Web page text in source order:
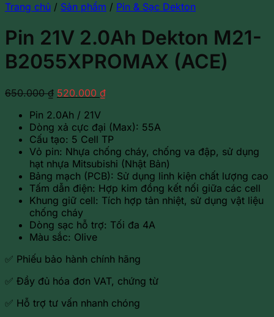
Trang chủ / Sản phẩm / Pin & Sạc Dekton
Pin 21V 2.0Ah Dekton M21-
B2055XPROMAX (ACE)
650.000₫ Giá
là:
650.000 ₫.
520.000 ₫Giá
là:
520.000 ₫.
Pin 2.0Ah / 21V
Dòng xả cực đại (Max): 55A
Cấu tạo: 5 Cell TP
Vỏ pin: Nhựa chống cháy, chống va đập, sử dụng
hạt nhựa Mitsubishi (Nhật Bản)
Bảng mạch (PCB): Sử dụng linh kiện chất lượng cao
Tấm dẫn điện: Hợp kim đồng kết nối giữa các cell
Khung giữ cell: Tích hợp tản nhiệt, sử dụng vật liệu
chống cháy
Dòng sạc hỗ trợ: Tối đa 4A
Màu sắc: Olive
✅ Phiếu bảo hành chính hãng
✅ Đầy đủ hóa đơn VAT, chứng từ
✅ Hỗ trợ tư vấn nhanh chóng